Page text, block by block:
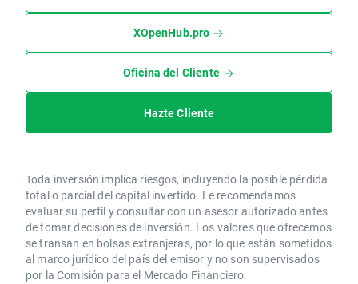
XOpenHub.pro
Oficina del Cliente
Hazte Cliente
Toda inversión implica riesgos, incluyendo la posible pérdida
total o parcial del capital invertido. Le recomendamos
evaluar su perfil y consultar con un asesor autorizado antes
de tomar decisiones de inversión. Los valores que ofrecemos
se transan en bolsas extranjeras, por lo que están sometidos
al marco jurídico del país del emisor y no son supervisados
por la Comisión para el Mercado Financiero.